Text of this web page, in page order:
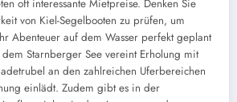
oft interessante Mietpreise. Denken Sie
von Kiel-Segelbooten zu prüfen, um
Abenteuer auf dem Wasser perfekt geplant
Starnberger See vereint Erholung mit
an den zahlreichen Uferbereichen
einlädt. Zudem gibt es in der